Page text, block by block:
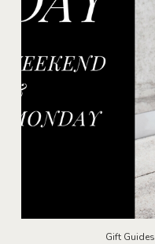
Gift Guides